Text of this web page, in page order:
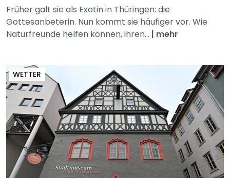
Früher galt sie als Exotin in Thüringen: die
Gottesanbeterin. Nun kommt sie häufiger vor. Wie
Naturfreunde helfen können, ihren... | mehr
WETTER